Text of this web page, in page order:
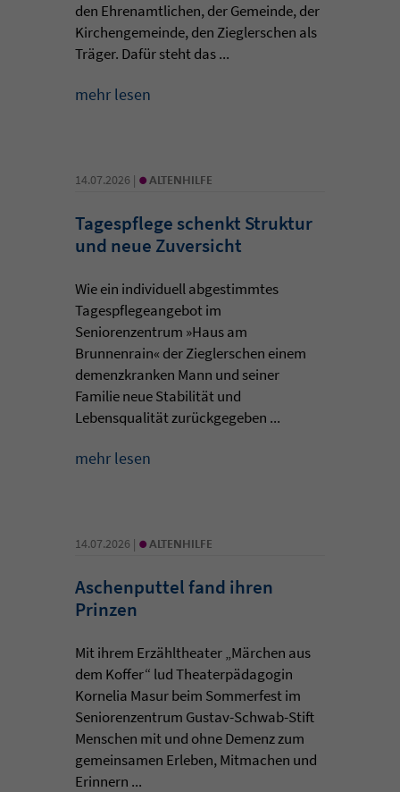
den Ehrenamtlichen, der Gemeinde, der
Kirchengemeinde, den Zieglerschen als
Träger. Dafür steht das ...
mehr lesen
14.07.2026 | • ALTENHILFE
Tagespflege schenkt Struktur
und neue Zuversicht
Wie ein individuell abgestimmtes
Tagespflegeangebot im
Seniorenzentrum »Haus am
Brunnenrain« der Zieglerschen einem
demenzkranken Mann und seiner
Familie neue Stabilität und
Lebensqualität zurückgegeben ...
mehr lesen
14.07.2026 | • ALTENHILFE
Aschenputtel fand ihren
Prinzen
Mit ihrem Erzähltheater „Märchen aus
dem Koffer“ lud Theaterpädagogin
Kornelia Masur beim Sommerfest im
Seniorenzentrum Gustav-Schwab-Stift
Menschen mit und ohne Demenz zum
gemeinsamen Erleben, Mitmachen und
Erinnern ...